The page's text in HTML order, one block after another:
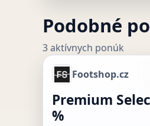
Podobné
3 aktívnych ponúk
Footshop.cz
Premium
%